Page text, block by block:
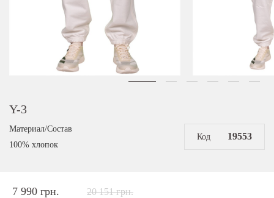
Y-3
Материал/Состав
100% хлопок
Код 19553
7 990 грн. 20 151 грн.